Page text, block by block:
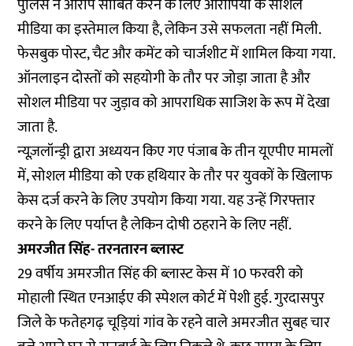
पुलिस ने आरोप साबित करने के लिए आरोपियों के सोशल
मीडिया का इस्तेमाल किया है, लेकिन उसे सफलता नहीं मिली.
फेसबुक पोस्ट, चैट और कमेंट को चार्जशीट में शामिल किया गया.
ऑनलाइन दोस्तों को सहयोगी के तौर पर जोड़ा जाता है और
सोशल मीडिया पर जुड़ाव को आपराधिक साजिश के रूप में देखा
जाता है.
न्यूज़लॉन्ड्री द्वारा अध्ययन किए गए पंजाब के तीन यूएपीए मामलों
में, सोशल मीडिया को एक हथियार के तौर पर युवकों के खिलाफ
केस दर्ज करने के लिए उपयोग किया गया. यह उन्हें गिरफ्तार
करने के लिए पर्याप्त है लेकिन दोषी ठहराने के लिए नहीं.
अमरजीत सिंह- तरनतारन ब्लास्ट
29 वर्षीय अमरजीत सिंह की ब्लास्ट केस में 10 फरवरी को
मोहाली स्थित एनआईए की स्पेशल कोर्ट में पेशी हुई. गुरदासपुर
जिले के फतेहगढ़ चूड़ियां गांव के रहने वाले अमरजीत सुबह चार